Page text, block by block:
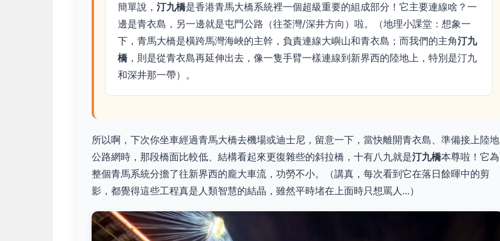
簡單說， 汀九橋是香港青馬大橋系統裡一個超級重要的組成部分！它主要連線啥？一
邊是青衣島，另一邊就是屯門公路（往荃灣/深井方向）啦。（地理小課堂：想象一
下，青馬大橋是橫跨馬灣海峽的主幹，負責連線大嶼山和青衣島；而我們的主角汀九
橋，則是從青衣島再延伸出去，像一隻手臂一樣連線到新界西的陸地上，特別是汀九
和深井那一帶）。
所以啊，下次你坐車經過青馬大橋去機場或迪士尼，留意一下，當快離開青衣島、準備接上陸地
公路網時，那段橋面比較低、結構看起來更復雜些的斜拉橋，十有八九就是汀九橋本尊啦！它為
整個青馬系統分擔了往新界西的龐大車流，功勞不小。（講真，每次看到它在落日餘暉中的剪
影，都覺得這些工程真是人類智慧的結晶，雖然平時堵在上面時只想罵人...）